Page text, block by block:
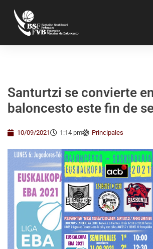
Santurtzi se convierte
baloncesto este fin de
10/09/2021 1:14 pm Principales